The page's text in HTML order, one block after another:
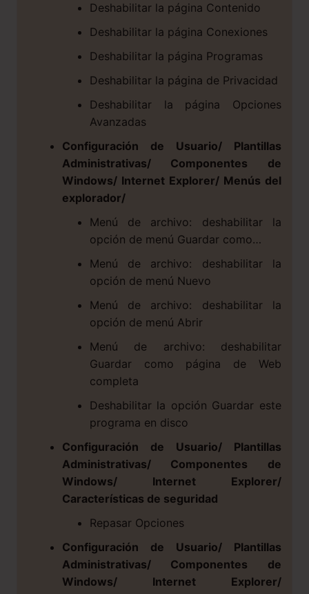
Deshabilitar la página Contenido
Deshabilitar la página Conexiones
Deshabilitar la página Programas
Deshabilitar la página de Privacidad
Deshabilitar la página Opciones
Avanzadas
Configuración de Usuario/ Plantillas
Administrativas/ Componentes de
Windows/ Internet Explorer/ Menús del
explorador/
Menú de archivo: deshabilitar la
opción de menú Guardar como…
Menú de archivo: deshabilitar la
opción de menú Nuevo
Menú de archivo: deshabilitar la
opción de menú Abrir
Menú de archivo: deshabilitar
Guardar como página de Web
completa
Deshabilitar la opción Guardar este
programa en disco
Configuración de Usuario/ Plantillas
Administrativas/ Componentes de
Windows/ Internet Explorer/
Características de seguridad
Repasar Opciones
Configuración de Usuario/ Plantillas
Administrativas/ Componentes de
Windows/ Internet Explorer/